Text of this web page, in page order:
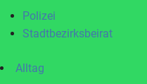
Polizei
Stadtbezirksbeirat
Alltag